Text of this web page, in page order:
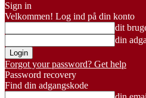
Sign in
Velkommen! Log ind på din konto
dit
din
Forgot your password? Get help
Password recovery
Find din adgangskode